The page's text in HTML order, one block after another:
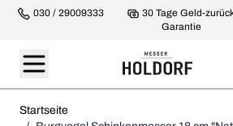
030 / 29009333
30 Tage Geld-
Garantie
Startseite